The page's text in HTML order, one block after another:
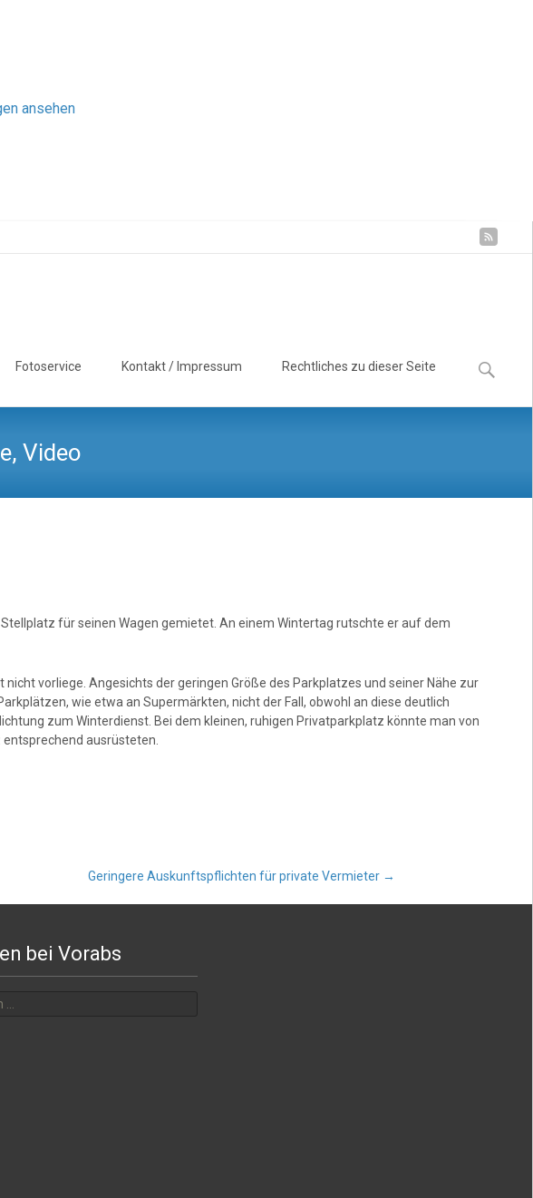
ansehen
Fotoservice Kontakt / Impressum Rechtliches zu dieser Seite
Suchen
nach:
Video
für seinen Wagen gemietet. An einem Wintertag rutschte er auf dem
vorliege. Angesichts der geringen Größe des Parkplatzes und seiner Nähe zur
wie etwa an Supermärkten, nicht der Fall, obwohl an diese deutlich
zum Winterdienst. Bei dem kleinen, ruhigen Privatparkplatz könnte man von
ausrüsteten.
Geringere Auskunftspflichten für private Vermieter →
bei Vorabs